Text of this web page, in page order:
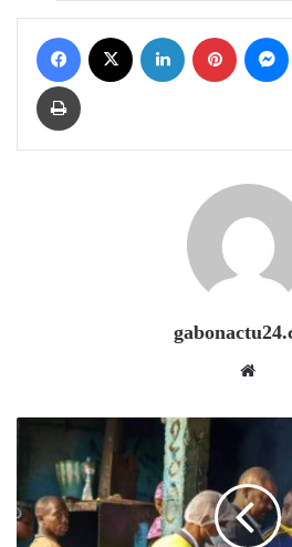
Facebook LinkedIn Pinterest
Print